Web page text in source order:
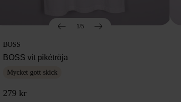
1/5
BOSS
BOSS vit pikétröja
Mycket gott skick
279 kr